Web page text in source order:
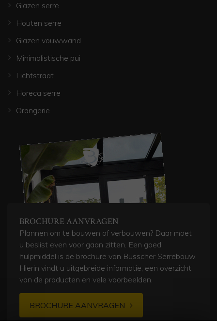
Glazen serre
Houten serre
Glazen vouwwand
Minimalistische pui
Lichtstraat
Horeca serre
Orangerie
BROCHURE AANVRAGEN
Plannen om te bouwen of verbouwen? Daar moet
u beslist even voor gaan zitten. Een goed
hulpmiddel is de brochure van Busscher Serrebouw.
Hierin vindt u uitgebreide informatie, een overzicht
van de producten en vele voorbeelden.
BROCHURE AANVRAGEN